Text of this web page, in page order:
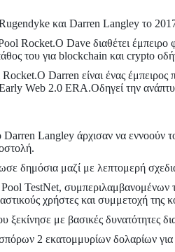
και Darren Langley το
Rocket.Ο Dave διαθέτει έμπειρο
του για blockchain και crypto
Darren είναι ένας έμπειρος
Web 2.0 ERA.Οδηγεί την
Langley άρχισαν να εννοούν
δημόσια μαζί με λεπτομερή
Pool TestNet,
χρήστες και συμμετοχή της
με βασικές δυνατότητες
2 εκατομμυρίων δολαρίων για